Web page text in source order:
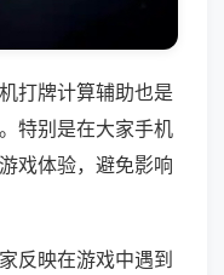
打牌计算辅助也是
特别是在大家手机
戏体验，避免影响
反映在游戏中遇到